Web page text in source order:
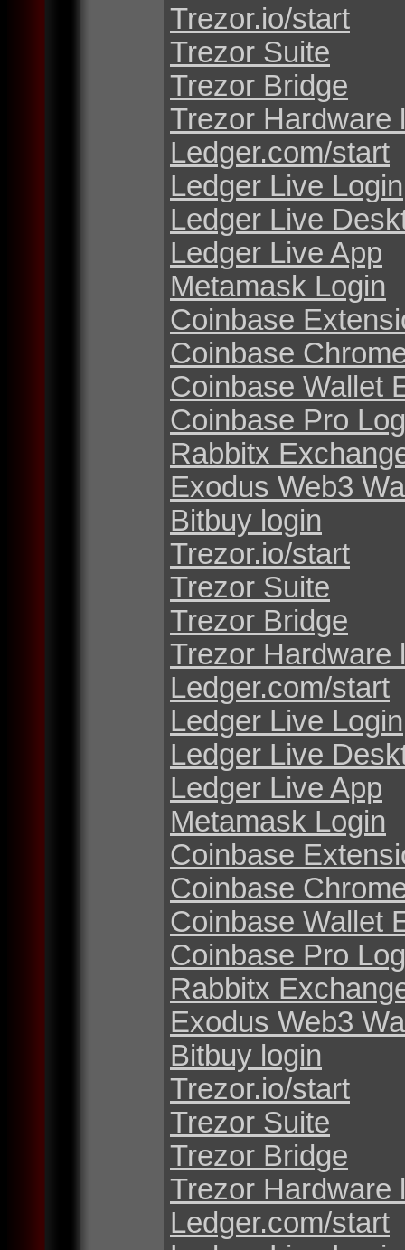
Trezor.io/start
Trezor Suite
Trezor Bridge
Trezor Hardware
Ledger.com/start
Ledger Live Login
Ledger Live
Ledger Live App
Metamask Login
Coinbase
Coinbase
Coinbase Wallet
Coinbase Pro
Rabbitx
Exodus Web3
Bitbuy login
Trezor.io/start
Trezor Suite
Trezor Bridge
Trezor Hardware
Ledger.com/start
Ledger Live Login
Ledger Live
Ledger Live App
Metamask Login
Coinbase
Coinbase
Coinbase Wallet
Coinbase Pro
Rabbitx
Exodus Web3
Bitbuy login
Trezor.io/start
Trezor Suite
Trezor Bridge
Trezor Hardware
Ledger.com/start